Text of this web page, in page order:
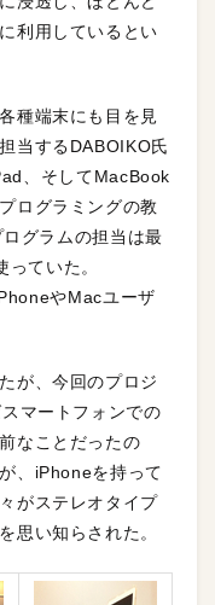
利用しているとい
種端末にも目を見
当するDABOIKO氏
、そしてMacBook
ログラミングの教
グラムの担当は最
ていた。
やMacユーザ
が、今回のプロジ
マートフォンでの
なことだったの
、iPhoneを持って
がステレオタイプ
思い知らされた。